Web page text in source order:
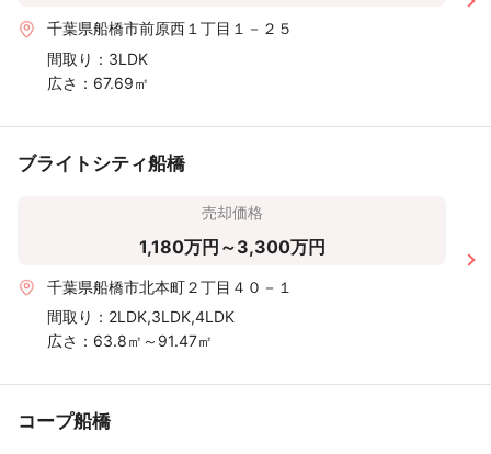
千葉県船橋市前原西１丁目１－２５
間取り： 3LDK
広さ： 67.69㎡
ブライトシティ船橋
売却価格
1,180万円～3,300万円
千葉県船橋市北本町２丁目４０－１
間取り： 2LDK,3LDK,4LDK
広さ： 63.8㎡～91.47㎡
コープ船橋